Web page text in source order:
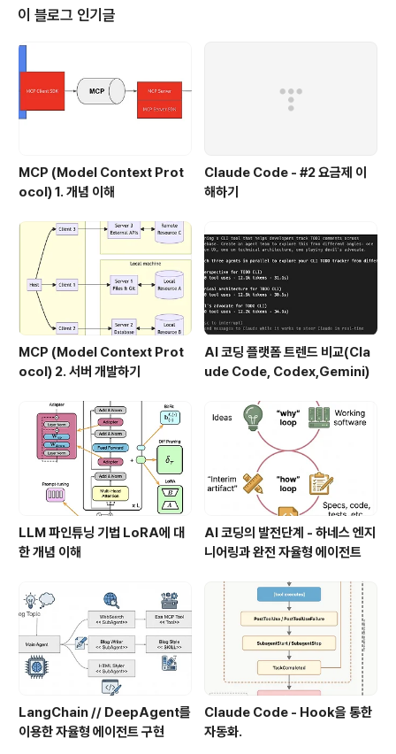
존 버전을 하나씩 줄여나가는 방식이다. 이 경우 기존 버전
과 새버전이 동시에 존재할 수 있는 단점은 있지만, 시스템
을 무 장애로 업데이트할 수 있다는 장점이 있다. 롤링업데
이용하는 방법을 보면 다음과 같다. 아래와 같이 RC가 v1
버전의 Pod..
이 블로그 인기글
MCP (Model Context Prot
ocol) 1. 개념 이해
Claude Code - #2 요금제 이
해하기
MCP (Model Context Prot
ocol) 2. 서버 개발하기
AI 코딩 플랫폼 트렌드 비교(Cla
ude Code, Codex,Gemini)
LLM 파인튜닝 기법 LoRA에 대
한 개념 이해
AI 코딩의 발전단계 - 하네스 엔지
니어링과 완전 자율형 에이전트
LangChain // DeepAgent를
이용한 자율형 에이전트 구현
Claude Code - Hook을 통한
자동화.